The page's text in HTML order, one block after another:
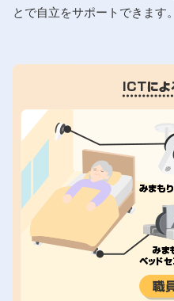
とで自立をサポートできます。